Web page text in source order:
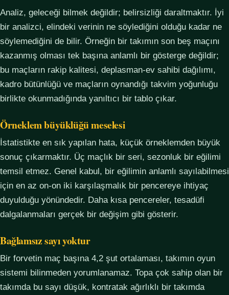
Analiz, geleceği bilmek değildir; belirsizliği daraltmaktır. İyi
bir analizci, elindeki verinin ne söylediğini olduğu kadar ne
söylemediğini de bilir. Örneğin bir takımın son beş maçını
kazanmış olması tek başına anlamlı bir gösterge değildir;
bu maçların rakip kalitesi, deplasman-ev sahibi dağılımı,
kadro bütünlüğü ve maçların oynandığı takvim yoğunluğu
birlikte okunmadığında yanıltıcı bir tablo çıkar.
Örneklem büyüklüğü meselesi
İstatistikte en sık yapılan hata, küçük örneklemden büyük
sonuç çıkarmaktır. Üç maçlık bir seri, sezonluk bir eğilimi
temsil etmez. Genel kabul, bir eğilimin anlamlı sayılabilmesi
için en az on-on iki karşılaşmalık bir pencereye ihtiyaç
duyulduğu yönündedir. Daha kısa pencereler, tesadüfi
dalgalanmaları gerçek bir değişim gibi gösterir.
Bağlamsız sayı yoktur
Bir forvetin maç başına 4,2 şut ortalaması, takımın oyun
sistemi bilinmeden yorumlanamaz. Topa çok sahip olan bir
takımda bu sayı düşük, kontratak ağırlıklı bir takımda